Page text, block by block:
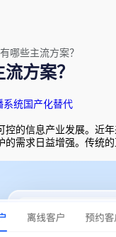
哪些主流方案？
方案？
系统国产化替代
的信息产业发展。近
需求日益增强。传统